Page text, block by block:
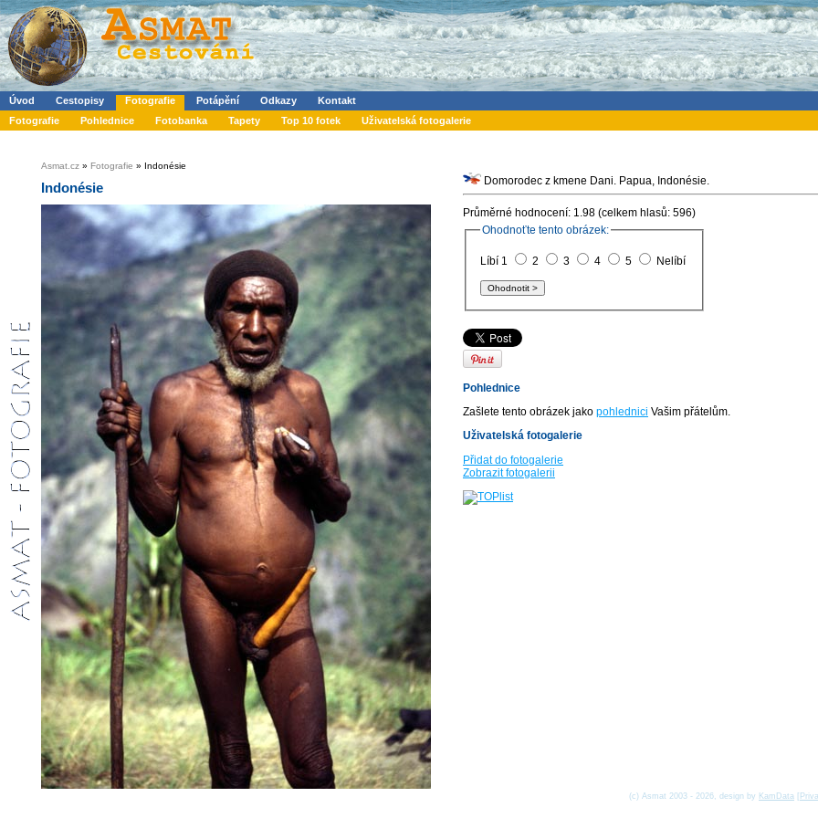
Úvod Cestopisy Fotografie Potápění Odkazy
Kontakt
Fotografie
Pohlednice Fotobanka Tapety Top 10 fotek Uživatelská fotogalerie
Asmat.cz » Fotografie » Indonésie
Indonésie Domorodec z kmene Dani. Papua, Indonésie.
Průměrné hodnocení: 1.98 (celkem hlasů: 596)
Ohodnoťte tento obrázek:
Líbí 1 2 3 4 5 Nelíbí
Pohlednice
Zašlete tento obrázek jako pohlednici Vašim přátelům.
Uživatelská fotogalerie
Přidat do fotogalerie
Zobrazit fotogalerii
(c) Asmat 2003 - 2026, design by KamData